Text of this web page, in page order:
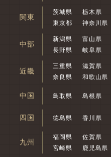
関東
茨城県 栃木県
東京都
神奈川県
中部
新潟県 富山県
長野県
岐阜県
近畿
三重県 滋賀県
奈良県
和歌山県
中国 鳥取県 島根県
四国 徳島県 香川県
九州
福岡県 佐賀県
宮崎県
鹿児島県